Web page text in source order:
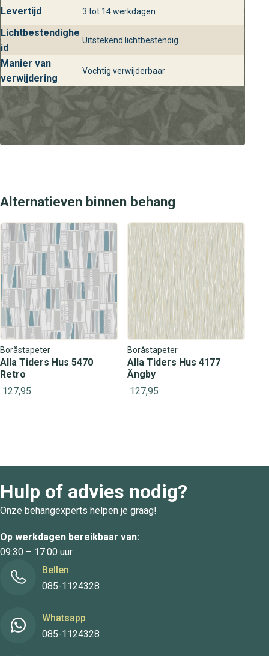
Levertijd 3 tot 14 werkdagen
Lichtbestendighe
id
Uitstekend lichtbestendig
Manier van
verwijdering
Vochtig verwijderbaar
Alternatieven binnen behang
Boråstapeter
Alla Tiders Hus 5470
Retro
127,95
Boråstapeter
Alla Tiders Hus 4177
Ängby
127,95
Hulp of advies nodig?
Onze behangexperts helpen je graag!
Op werkdagen bereikbaar van:
09:30 – 17:00 uur
Bellen
085-1124328
Whatsapp
085-1124328